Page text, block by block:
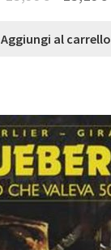
Aggiungi al carrello